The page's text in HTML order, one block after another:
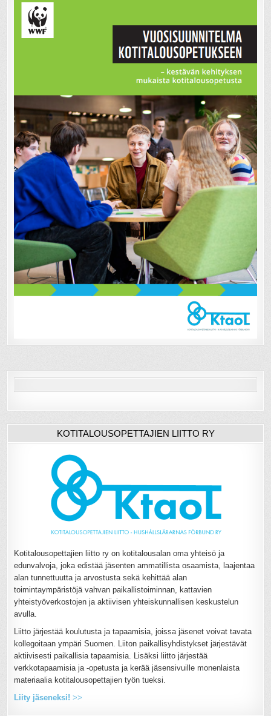
KOTITALOUSOPETTAJIEN LIITTO RY
Kotitalousopettajien liitto ry on kotitalousalan oma yhteisö ja
edunvalvoja, joka edistää jäsenten ammatillista osaamista, laajentaa
alan tunnettuutta ja arvostusta sekä kehittää alan
toimintaympäristöjä vahvan paikallistoiminnan, kattavien
yhteistyöverkostojen ja aktiivisen yhteiskunnallisen keskustelun
avulla.
Liitto järjestää koulutusta ja tapaamisia, joissa jäsenet voivat tavata
kollegoitaan ympäri Suomen. Liiton paikallisyhdistykset järjestävät
aktiivisesti paikallisia tapaamisia. Lisäksi liitto järjestää
verkkotapaamisia ja -opetusta ja kerää jäsensivuille monenlaista
materiaalia kotitalousopettajien työn tueksi.
Liity jäseneksi! >>